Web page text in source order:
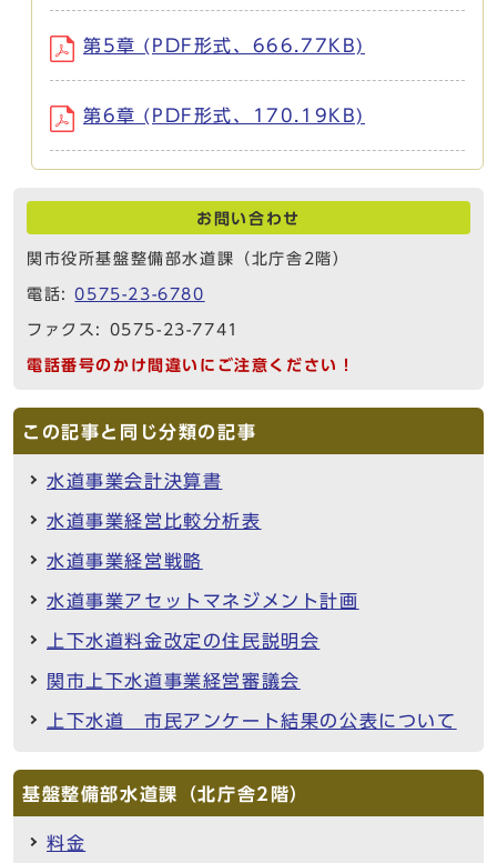
第5章 (PDF形式、666.77KB)
第6章 (PDF形式、170.19KB)
お問い合わせ
関市役所基盤整備部水道課（北庁舎2階）
電話:0575-23-6780
ファクス: 0575-23-7741
電話番号のかけ間違いにご注意ください！
この記事と同じ分類の記事
水道事業会計決算書
水道事業経営比較分析表
水道事業経営戦略
水道事業アセットマネジメント計画
上下水道料金改定の住民説明会
関市上下水道事業経営審議会
上下水道 市民アンケート結果の公表について
基盤整備部水道課（北庁舎2階）
料金